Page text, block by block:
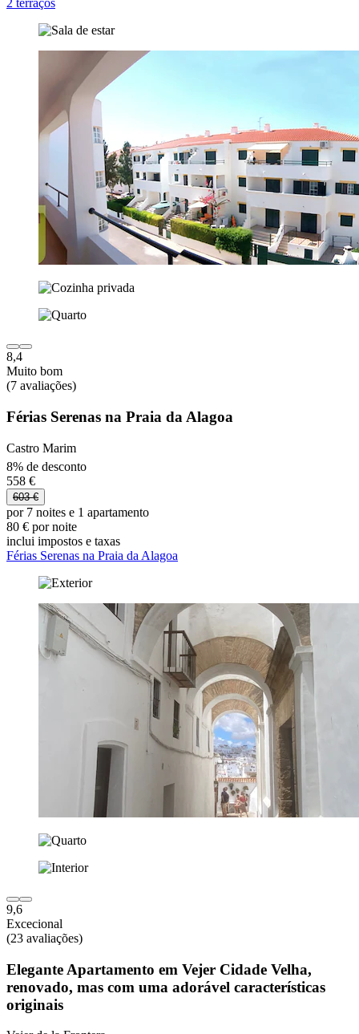
2 terraços
8,4
Muito bom
(7 avaliações)
Férias Serenas na Praia da Alagoa
Castro Marim
8% de desconto
558 €
603 €
por 7 noites e 1 apartamento
80 € por noite
inclui impostos e taxas
Férias Serenas na Praia da Alagoa
9,6
Excecional
(23 avaliações)
Elegante Apartamento em Vejer Cidade Velha,
renovado, mas com uma adorável características
originais